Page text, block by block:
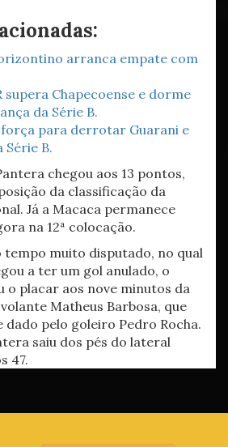
arranca empate com
supera Chapecoense e dorme
da Série B.
para derrotar Guarani e
B.
chegou aos 13 pontos,
da classificação da
Já a Macaca permanece
na 12ª colocação.
muito disputado, no qual
a ter um gol anulado, o
o placar aos nove minutos da
Matheus Barbosa, que
pelo goleiro Pedro Rocha.
saiu dos pés do lateral
47.